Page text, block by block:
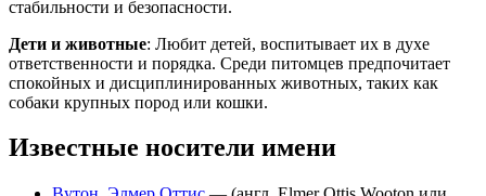
стабильности и безопасности.
Дети и животные: Любит детей, воспитывает их в духе
ответственности и порядка. Среди питомцев предпочитает
спокойных и дисциплинированных животных, таких как
собаки крупных пород или кошки.
Известные носители имени